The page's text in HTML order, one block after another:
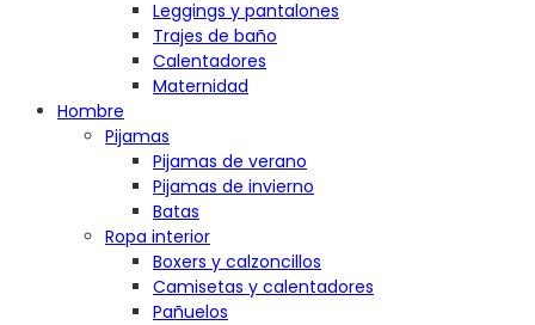
Leggings y pantalones
Trajes de baño
Calentadores
Maternidad
Hombre
Pijamas
Pijamas de verano
Pijamas de invierno
Batas
Ropa interior
Boxers y calzoncillos
Camisetas y calentadores
Pañuelos